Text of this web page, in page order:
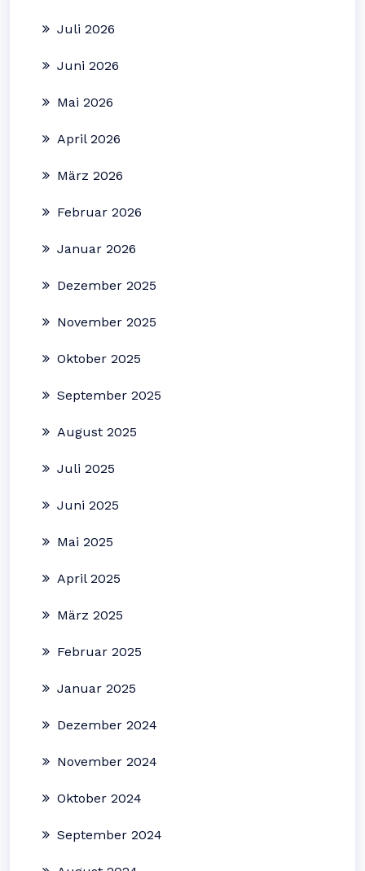
Juli 2026
Juni 2026
Mai 2026
April 2026
März 2026
Februar 2026
Januar 2026
Dezember 2025
November 2025
Oktober 2025
September 2025
August 2025
Juli 2025
Juni 2025
Mai 2025
April 2025
März 2025
Februar 2025
Januar 2025
Dezember 2024
November 2024
Oktober 2024
September 2024